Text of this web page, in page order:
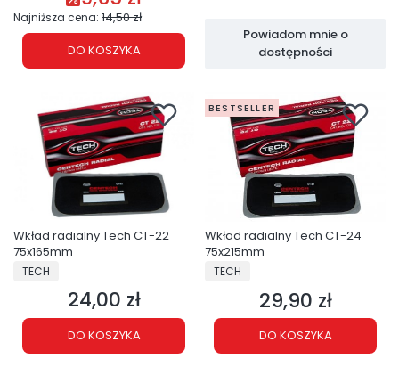
Najniższa cena: 14,50 zł
DO KOSZYKA
Powiadom mnie o
dostępności
Wkład radialny Tech CT-22
75x165mm
PRODUCENT
TECH
Cena
24,00 zł
DO KOSZYKA
BESTSELLER
Wkład radialny Tech CT-24
75x215mm
PRODUCENT
TECH
Cena
29,90 zł
DO KOSZYKA